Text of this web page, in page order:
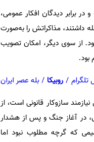
برابر دیدگان افکار عمومی،
داشتند، مذاکراتش را به‌صورت
از سوی دیگر، امکان تصویب
بود.
تلگرام / روبیکا / بله عصر ایران
سازوکار قانونی است، از
در آغاز جنگ و پس از هشدار
که گرچه مطلوب نبود‌ اما